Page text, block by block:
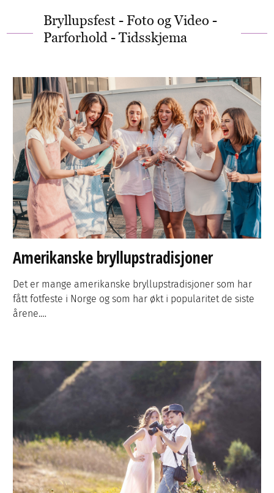
Bryllupsfest - Foto og Video -
Parforhold - Tidsskjema
Amerikanske bryllupstradisjoner
Det er mange amerikanske bryllupstradisjoner som har
fått fotfeste i Norge og som har økt i popularitet de siste
årene.…